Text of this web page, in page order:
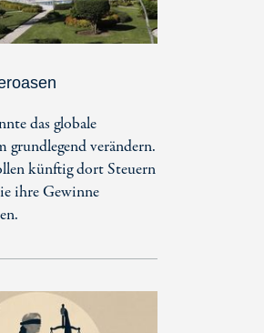
das globale
grundlegend verändern.
künftig dort Steuern
ihre Gewinne